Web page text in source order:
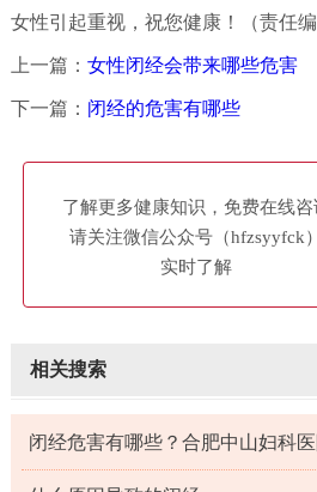
女性引起重视，祝您健康！（责任编
上一篇： 女性闭经会带来哪些危害
下一篇： 闭经的危害有哪些
了解更多健康知识，免费在线咨
请关注微信公众号（hfzsyyfck）
实时了解
相关搜索
闭经危害有哪些？合肥中山妇科